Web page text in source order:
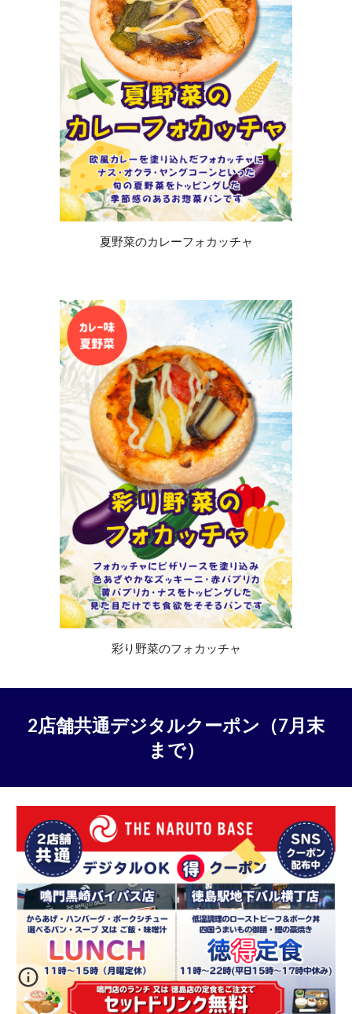
夏野菜のカレーフォカッチャ
彩り野菜のフォカッチャ
2店舗共通デジタルクーポン（7月末
まで）